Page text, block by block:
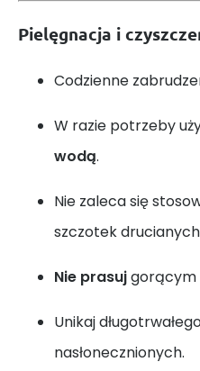
Pielęgnacja i
Codzienne
W razie potrzeby
wodą.
Nie zaleca się
szczotek
Nie prasujgorącym
Unikaj
nasłonecznionych.